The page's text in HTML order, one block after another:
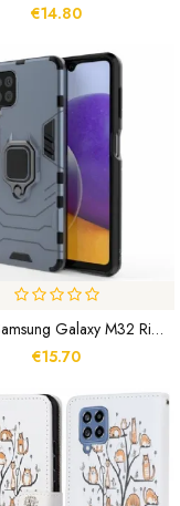
€14.80
Coque Samsung Galaxy M32 Ring Résistante
€15.70